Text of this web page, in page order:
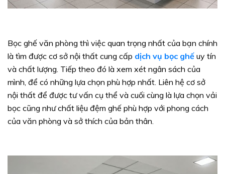
Bọc ghế văn phòng thì việc quan trọng nhất của bạn chính
là tìm được cơ sở nội thất cung cấp dịch vụ bọc ghế uy tín
và chất lượng. Tiếp theo đó là xem xét ngân sách của
mình, để có những lựa chọn phù hợp nhất. Liên hệ cơ sở
nội thất để được tư vấn cụ thể và cuối cùng là lựa chọn vải
bọc cũng như chất liệu đệm ghế phù hợp với phong cách
của văn phòng và sở thích của bản thân.